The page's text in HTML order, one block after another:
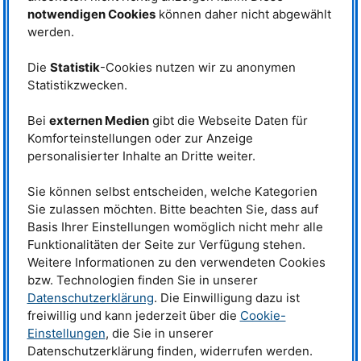
wurden im Detektorlabor amMLZ24 dieserMWPC -Segmente gebaut,
wovon 12 für den
-Detektor im Einsatz sind. Abb.5 zeigt den Einbau der
neunMWPC-Segmente in den Druckbehälter während der Integration des
Zur Bestimmung der Ankunftszeit und der Auftreffposition jedes einzelnen
Neutrons wird die Einzeldraht-/Streifenauslesung unter Verwendung der
[2], die vollständig von der Servicegruppe Detektoren entwickelt wurde, ist
direkt auf dem Detektordruckgefäß montiert. Abb.6 zeigt den fertigen
Detektor während der Installation am Instrument ERWiN am
Detektorlabor des
PSIdurchgeführt. Nach der Installation und
Inbetriebnahme am InstrumentDMCbefindet sich der Detektor seit
September 2022 im Nutzerbetrieb.
Detektor-Ausleseelektronik
Eine modulare Ausleseelektronik für
Vieldrahtproportionalkammern mit individueller Kanalauslese
Im Rahmen desCHARM-Projekts entwickelte die Servicegruppe
Detektoren ein modulares Auslese- und Datenerfassungssystem für
Vieldrahtproportionalkammern ( MWPC ) mit Einzelkanalauslese. Das
notwendigen Cookieskönnen daher nicht abgewählt
werden.
Die Statistik-Cookies nutzen wir zu anonymen
Statistikzwecken.
Bei externen Mediengibt die Webseite Daten für
Komforteinstellungen oder zur Anzeige
personalisierter Inhalte an Dritte weiter.
Sie können selbst entscheiden, welche Kategorien
Sie zulassen möchten. Bitte beachten Sie, dass auf
Basis Ihrer Einstellungen womöglich nicht mehr alle
Funktionalitäten der Seite zur Verfügung stehen.
Weitere Informationen zu den verwendeten Cookies
bzw. Technologien finden Sie in unserer
Datenschutzerklärung. Die Einwilligung dazu ist
freiwillig und kann jederzeit über die Cookie-
Einstellungen, die Sie in unserer
Datenschutzerklärung finden, widerrufen werden.